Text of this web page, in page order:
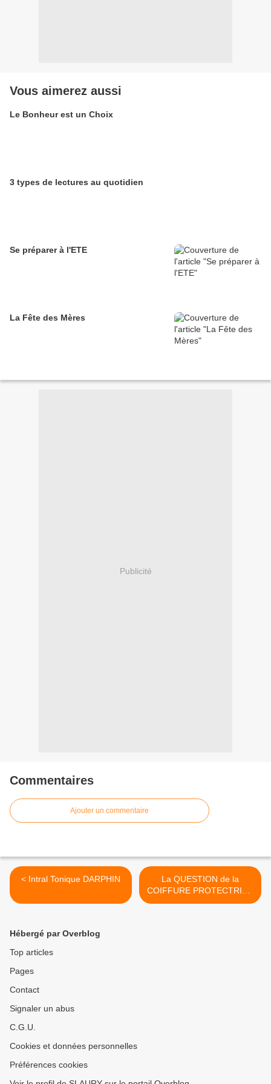
Vous aimerez aussi
Le Bonheur est un Choix
3 types de lectures au quotidien
Se préparer à l'ETE
La Fête des Mères
Publicité
Commentaires
Ajouter un commentaire
< Intral Tonique DARPHIN
La QUESTION de la
COIFFURE PROTECTRICE
>
Hébergé par Overblog
Top articles
Pages
Contact
Signaler un abus
C.G.U.
Cookies et données personnelles
Préférences cookies